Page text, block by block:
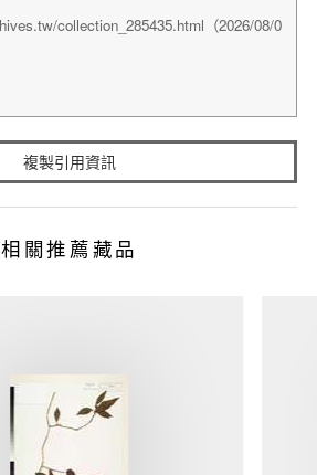
複製引用資訊
相關推薦藏品